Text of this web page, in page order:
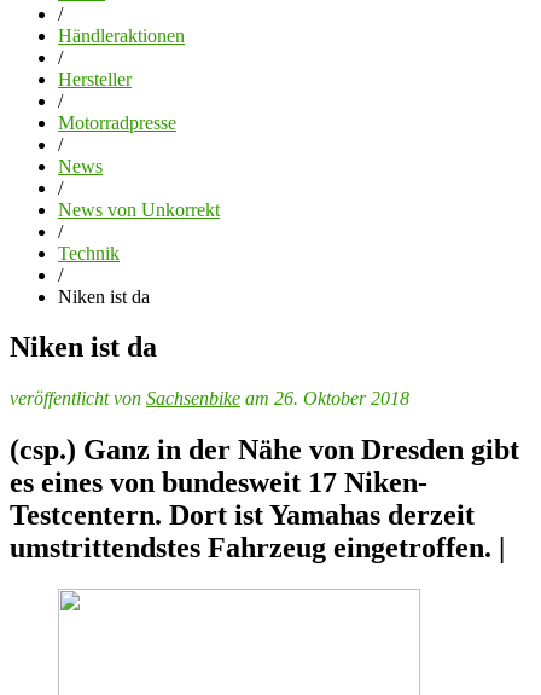
/
Händleraktionen
/
Hersteller
/
Motorradpresse
/
News
/
News von Unkorrekt
/
Technik
/
Niken ist da
Niken ist da
veröffentlicht von Sachsenbike am 26. Oktober 2018
(csp.) Ganz in der Nähe von Dresden gibt
es eines von bundesweit 17 Niken-
Testcentern. Dort ist Yamahas derzeit
umstrittendstes Fahrzeug eingetroffen. |